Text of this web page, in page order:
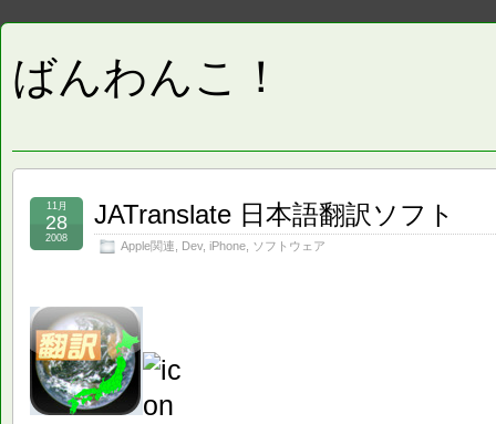
ばんわんこ！
JATranslate 日本語翻訳ソフト
Apple関連 Dev, iPhone ソフトウェア
11月
28
2008